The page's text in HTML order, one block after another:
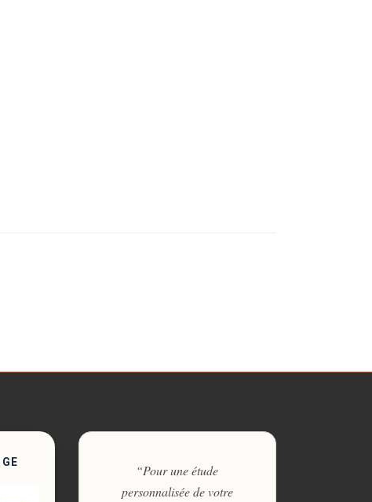
“Pour une étude
personnalisée de votre